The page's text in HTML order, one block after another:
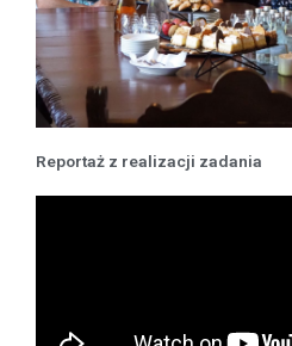
Reportaż z realizacji zadania